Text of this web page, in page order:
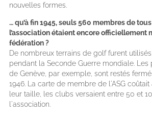
nouvelles formes.
… qu’à fin 1945, seuls 560 membres de
l’association étaient encore officiellement
fédération ?
De nombreux terrains de golf furent
pendant la Seconde Guerre mondiale.
de Genève, par exemple, sont restés
1946. La carte de membre de l'ASG coûtait
leur taille, les clubs versaient entre 50 et